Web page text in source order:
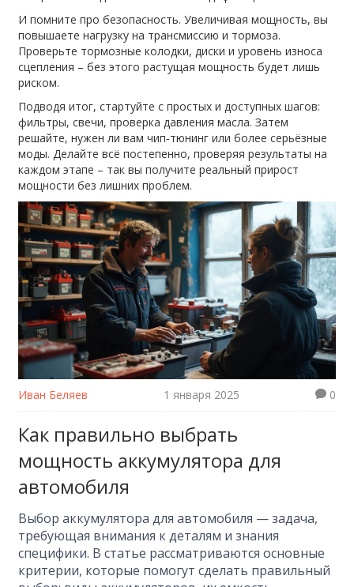
И помните про безопасность. Увеличивая мощность, вы
повышаете нагрузку на трансмиссию и тормоза.
Проверьте тормозные колодки, диски и уровень износа
сцепления – без этого растущая мощность будет лишь
риском.
Подводя итог, стартуйте с простых и доступных шагов:
фильтры, свечи, проверка давления масла. Затем
решайте, нужен ли вам чип‑тюнинг или более серьёзные
моды. Делайте всё постепенно, проверяя результаты на
каждом этапе – так вы получите реальный прирост
мощности без лишних проблем.
Иван Беляев 1 января 2025 0
Как правильно выбрать
мощность аккумулятора для
автомобиля
Выбор аккумулятора для автомобиля — задача,
требующая внимания к деталям и знания
специфики. В статье рассматриваются основные
критерии, которые помогут сделать правильный